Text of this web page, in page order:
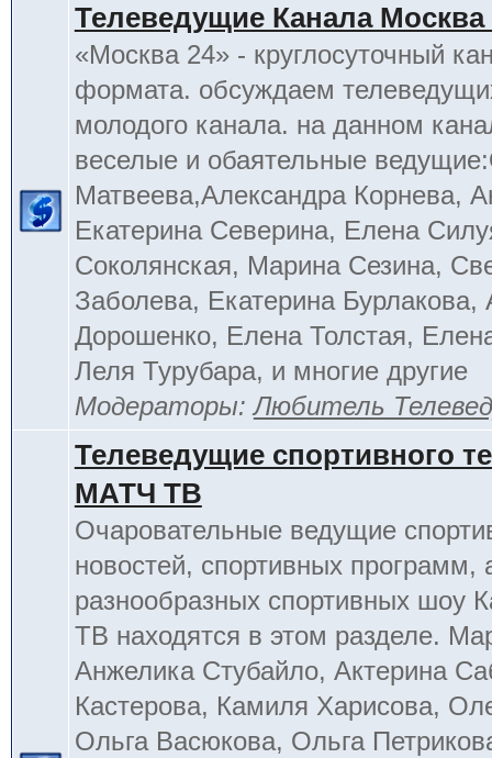
Телеведущие Канала Москва
«Москва 24» - круглосуточный
формата. обсуждаем
молодого канала. на данном
веселые и обаятельные
Матвеева,Александра Корнева,
Екатерина Северина, Елена
Соколянская, Марина Сезина,
Заболева, Екатерина Бурлакова,
Дорошенко, Елена Толстая,
Леля Турубара, и многие другие
Модераторы:Любитель
Телеведущие спортивного
МАТЧ ТВ
Очаровательные ведущие
новостей, спортивных программ,
разнообразных спортивных шоу
ТВ находятся в этом разделе.
Анжелика Стубайло, Актерина
Кастерова, Камиля Харисова,
Ольга Васюкова, Ольга